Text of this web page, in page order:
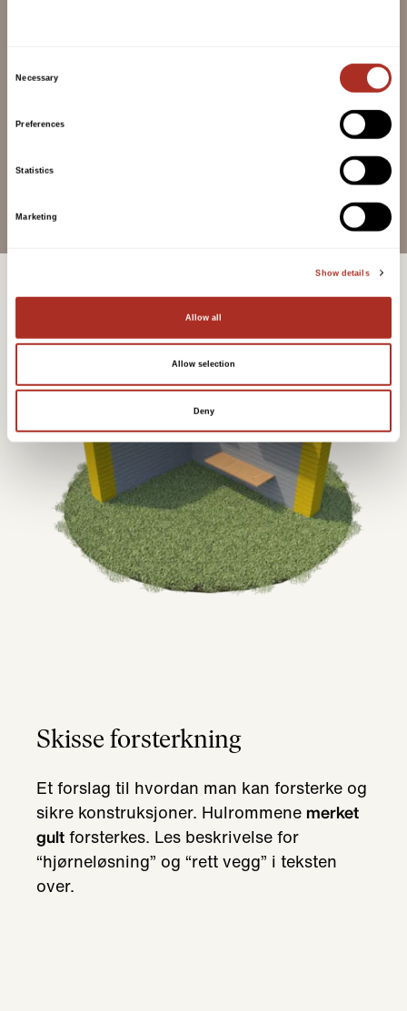
Necessary
Preferences
Statistics
Marketing
Show details
Allow all
Allow selection
Deny
Skisse forsterkning
Et forslag til hvordan man kan forsterke og
sikre konstruksjoner. Hulrommene merket
gult forsterkes. Les beskrivelse for
“hjørneløsning” og “rett vegg” i teksten
over.